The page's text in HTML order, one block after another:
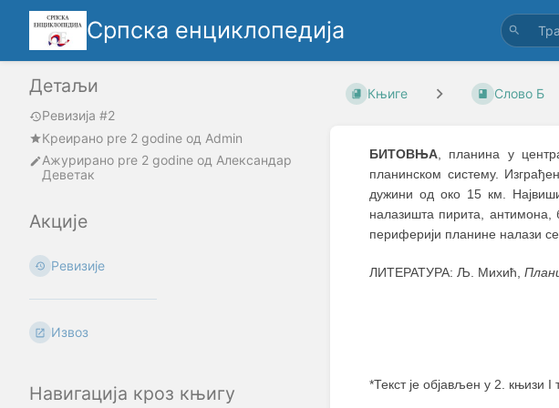
Српска енциклопедија
Детаљи
Ревизија #2
Креирано pre 2 godine oд Admin
Ажурирано pre 2 godine од Александар
Деветак
Акције
Ревизије
Извоз
Навигација кроз књигу
Књиге Слово Б
БИТОВЊА, планина у
планинском систему.
дужини од око 15 км.
налазишта пирита, антимона,
периферији планине налази
ЛИТЕРАТУРА: Љ. Михић,
*Текст је објављен у 2. књизи